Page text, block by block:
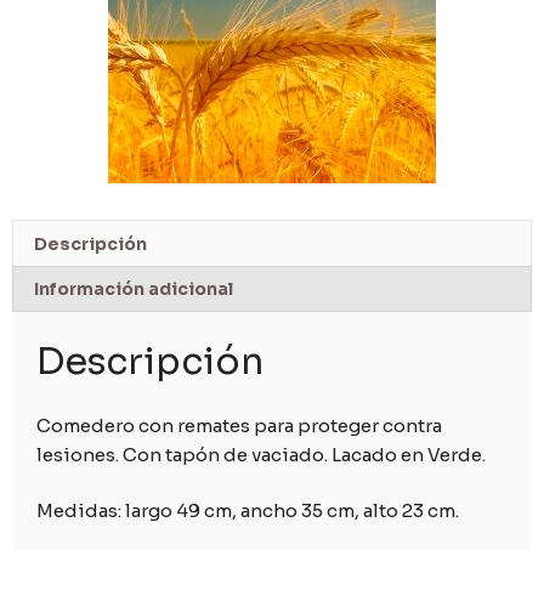
Descripción
Información adicional
Descripción
Comedero con remates para proteger contra
lesiones. Con tapón de vaciado. Lacado en Verde.
Medidas: largo 49 cm, ancho 35 cm, alto 23 cm.